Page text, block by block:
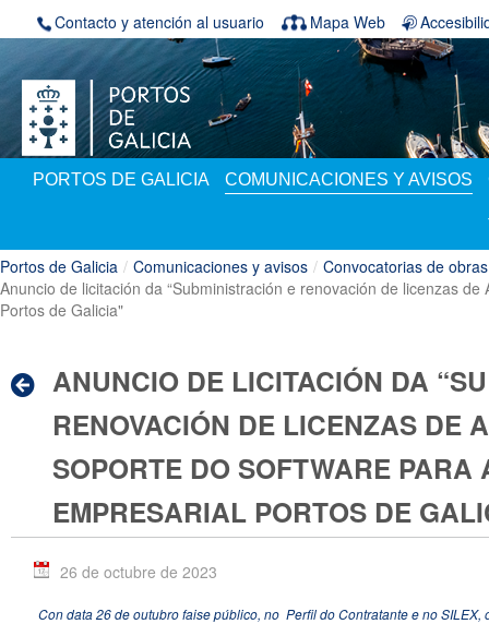
Saltar al contenido
Contacto y atención al usuario Mapa Web
PORTOS DE GALICIA COMUNICACIONES Y AVISOS
Portos de Galicia / Comunicaciones y avisos / Convocatorias de
Anuncio de licitación da “Subministración e renovación de licenzas
Portos de Galicia"
ANUNCIO DE LICITACIÓN DA
RENOVACIÓN DE LICENZAS DE
SOPORTE DO SOFTWARE
EMPRESARIAL PORTOS DE
26 de octubre de 2023
Con data 26 de outubro faise público, no Perfil do Contratante e no